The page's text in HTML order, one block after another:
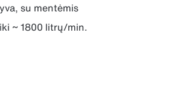
su mentėmis
~ 1800 litrų/min.